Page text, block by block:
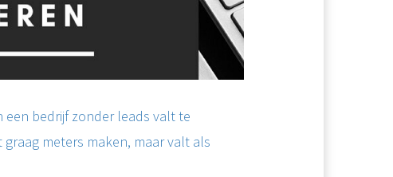
bedrijf zonder leads valt te
meters maken, maar valt als